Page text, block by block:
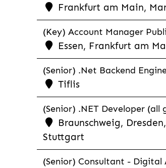
Frankfurt am Main,
(Key) Account Manager
Essen, Frankfurt am
(Senior) .Net Backend
Tiflis
(Senior) .NET Developer (all
Braunschweig,
Stuttgart
(Senior) Consultant - Digital